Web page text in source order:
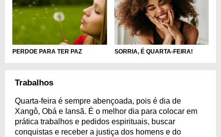
PERDOE PARA TER PAZ SORRIA, É QUARTA-FEIRA!
Trabalhos
Quarta-feira é sempre abençoada, pois é dia de
Xangô, Obá e Iansã. É o melhor dia para colocar em
prática trabalhos e pedidos espirituais, buscar
conquistas e receber a justiça dos homens e do